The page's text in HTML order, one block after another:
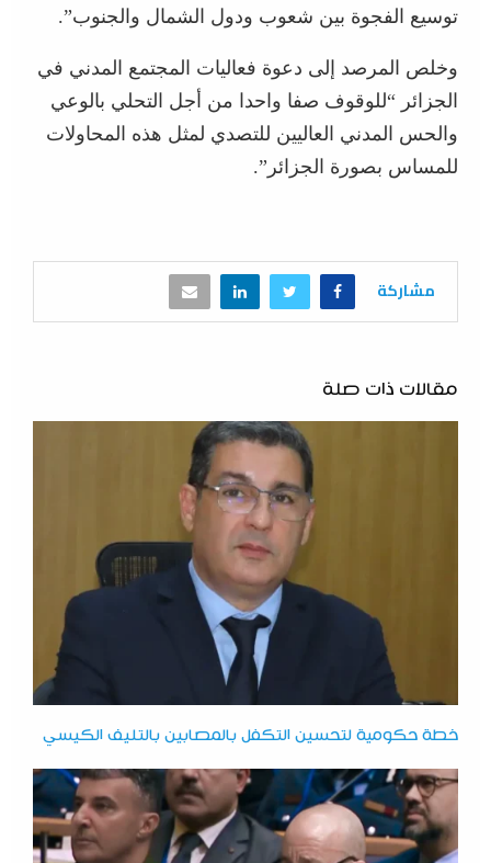
توسيع الفجوة بين شعوب ودول الشمال والجنوب”.
وخلص المرصد إلى دعوة فعاليات المجتمع المدني في
الجزائر “للوقوف صفا واحدا من أجل التحلي بالوعي
والحس المدني العاليين للتصدي لمثل هذه المحاولات
للمساس بصورة الجزائر”.
مشاركة
مقالات ذات صلة
خطة حكومية لتحسين التكفل بالمصابين بالتليف الكيسي